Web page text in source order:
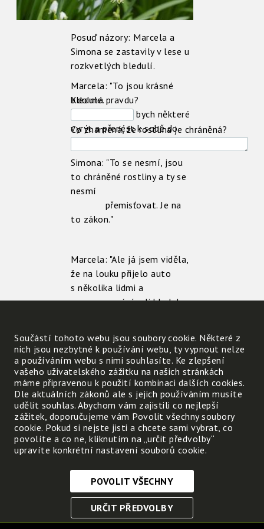
Posuď názory: Marcela a
Simona se zastavily v lese u
rozkvetlých bledulí.
Marcela: "To jsou krásné
bledule.
Chtěla bych některé
vyrýt a přenést k sobě do
Simona: "To se nesmí, jsou
to chráněné rostliny a ty se
nesmí
přemisťovat. Je na
to zákon."
Marcela: "Ale já jsem viděla,
že na louku přijelo auto
s několika lidmi a
vyrýpávali bledule a
Simona : "To je možné. Na
té louce se má stavět a
louka se bude odvodňovat.
V tom případě je
přemistění bledulí správné,
je povolené a hlavně je
odborně přemístí do
stejných podmínek."
Kdo má pravdu?
Co znamená, že rostlina je chráněná?
Součástí tohoto webu jsou soubory cookie. Některé z
nich jsou nezbytné k používání webu, ty vypnout nelze
a používáním webu s nimi souhlasíte. Ke zlepšení
vašeho uživatelského zážitku na našich stránkách
máme připravenou k použití kombinaci dalších cookies.
Dle aktuálních zákonů ale s jejich používáním musíte
udělit souhlas. Abychom vám zajistili co nejlepší
zážitek, doporučujeme vám Povolit všechny soubory
cookie. Pokud si nejste jisti a chcete sami vybrat, co
povolíte a co ne, kliknutím na „určit předvolby“
upravíte konkrétní nastavení souborů cookie.
Nezbytně nutné cookies
Tyto soubory cookie jsou nezbytné, abyste se mohli
POVOLIT VŠECHNY
URČIT PŘEDVOLBY